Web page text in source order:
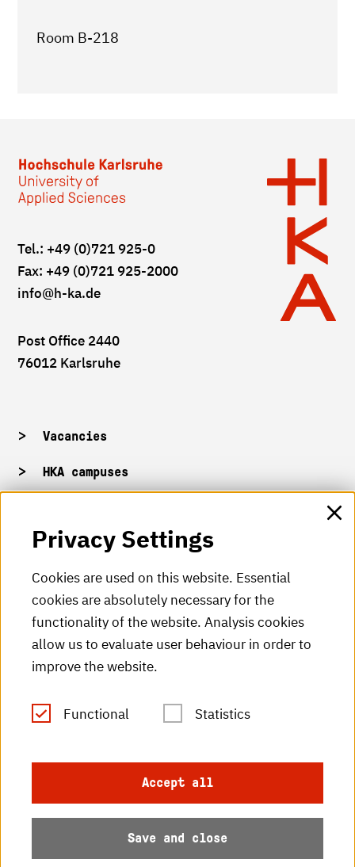
Room B-218
Tel.: +49 (0)721 925-0
Fax: +49 (0)721 925-2000
info@h-ka.de
Post Office 2440
76012 Karlsruhe
Vacancies
HKA campuses
HKA Shop
HKA videos
HKA radio
HKA publications
RSS Feed
Data protection
Accessibility
Privacy Settings
Cookies are used on this website. Essential
cookies are absolutely necessary for the
functionality of the website. Analysis cookies
allow us to evaluate user behaviour in order to
improve the website.
Functional Statistics
Accept all
Save and close